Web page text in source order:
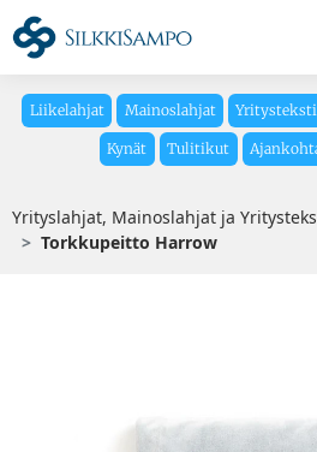
Liikelahjat Mainoslahjat
Kynät Tulitikut
Yrityslahjat, Mainoslahjat ja
Torkkupeitto Harrow